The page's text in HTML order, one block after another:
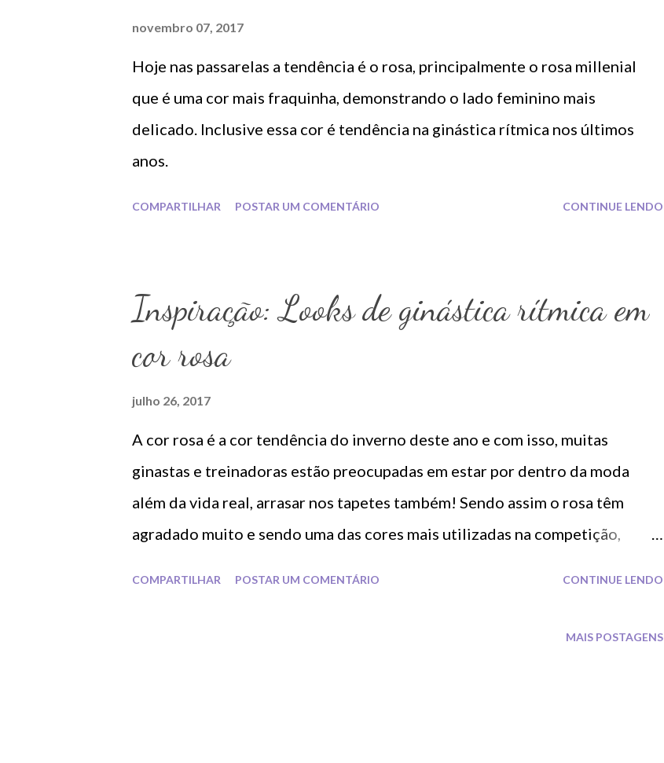
novembro 07, 2017
Hoje nas passarelas a tendência é o rosa, principalmente o rosa millenial
que é uma cor mais fraquinha, demonstrando o lado feminino mais
delicado. Inclusive essa cor é tendência na ginástica rítmica nos últimos
anos.
COMPARTILHAR POSTAR UM COMENTÁRIO CONTINUE LENDO
Inspiração: Looks de ginástica rítmica em
cor rosa
julho 26, 2017
A cor rosa é a cor tendência do inverno deste ano e com isso, muitas
ginastas e treinadoras estão preocupadas em estar por dentro da moda
além da vida real, arrasar nos tapetes também! Sendo assim o rosa têm
agradado muito e sendo uma das cores mais utilizadas na competição,
COMPARTILHAR POSTAR UM COMENTÁRIO CONTINUE LENDO
MAIS POSTAGENS